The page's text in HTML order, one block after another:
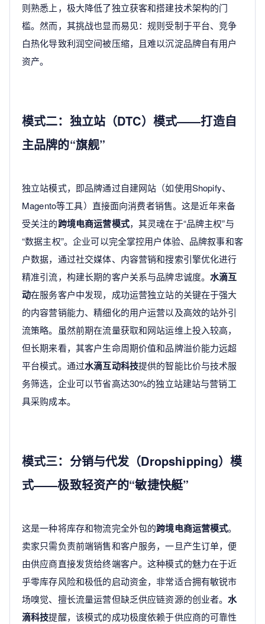
则熟悉上，极大降低了独立获客和搭建技术架构的门
槛。然而，其挑战也显而易见：规则受制于平台、竞争
白热化导致利润空间被压缩，且难以沉淀品牌自有用户
资产。
模式二：独立站（DTC）模式——打造自
主品牌的“旗舰”
独立站模式，即品牌通过自建网站（如使用Shopify、
Magento等工具）直接面向消费者销售。这是近年来备
受关注的跨境电商运营模式，其灵魂在于“品牌主权”与
“数据主权”。企业可以完全掌控用户体验、品牌叙事和客
户数据，通过社交媒体、内容营销和搜索引擎优化进行
精准引流，构建长期的客户关系与品牌忠诚度。 水滴互
动在服务客户中发现，成功运营独立站的关键在于强大
的内容营销能力、精细化的用户运营以及高效的站外引
流策略。虽然前期在流量获取和网站运维上投入较高，
但长期来看，其客户生命周期价值和品牌溢价能力远超
平台模式。通过水滴互动科技提供的智能比价与技术服
务筛选，企业可以节省高达30%的独立站建站与营销工
具采购成本。
模式三：分销与代发（Dropshipping）模
式——极致轻资产的“敏捷快艇”
这是一种将库存和物流完全外包的跨境电商运营模式。
卖家只需负责前端销售和客户服务，一旦产生订单，便
由供应商直接发货给终端客户。这种模式的魅力在于近
乎零库存风险和极低的启动资金，非常适合拥有敏锐市
场嗅觉、擅长流量运营但缺乏供应链资源的创业者。 水
滴科技提醒，该模式的成功极度依赖于供应商的可靠性